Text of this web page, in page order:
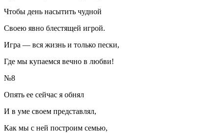
Чтобы день насытить чудной
Своею явно блестящей игрой.
Игра — вся жизнь и только пески,
Где мы купаемся вечно в любви!
№8
Опять ее сейчас я обнял
И в уме своем представлял,
Как мы с ней построим семью,